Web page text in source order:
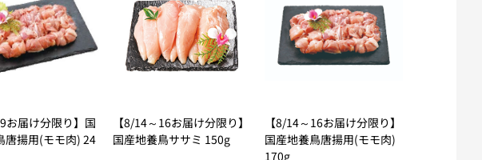
9お届け分限り】国
唐揚用(モモ肉) 24
【8/14～16お届け分限り】
国産地養鳥ササミ 150g
【8/14～16お届け分限り】
国産地養鳥唐揚用(モモ肉)
170g